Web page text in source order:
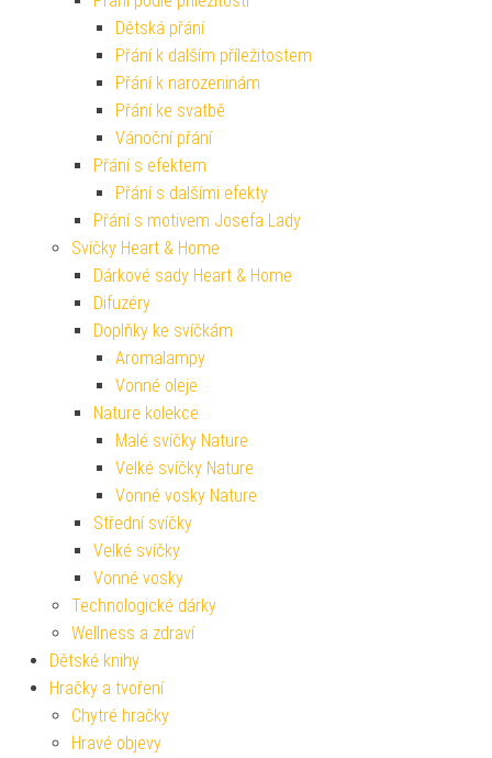
Dětská přání
Přání k dalším příležitostem
Přání k narozeninám
Přání ke svatbě
Vánoční přání
Přání s efektem
Přání s dalšími efekty
Přání s motivem Josefa Lady
Svíčky Heart & Home
Dárkové sady Heart & Home
Difuzéry
Doplňky ke svíčkám
Aromalampy
Vonné oleje
Nature kolekce
Malé svíčky Nature
Velké svíčky Nature
Vonné vosky Nature
Střední svíčky
Velké svíčky
Vonné vosky
Technologické dárky
Wellness a zdraví
Dětské knihy
Hračky a tvoření
Chytré hračky
Hravé objevy